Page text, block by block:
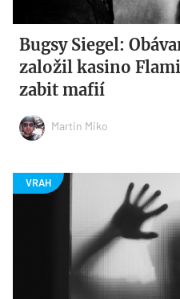
Bugsy Siegel:
založil kasino
zabit mafií
Martin Miko